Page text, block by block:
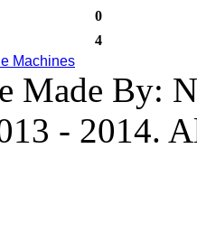
0
4
Machines
Made By:
- 2014.